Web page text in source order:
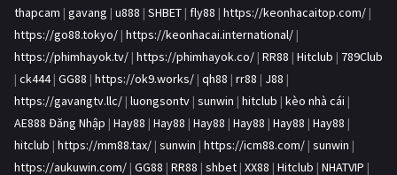
thapcam | gavang | u888 | SHBET | fly88 | https://keonhacaitop.com/ |
https://go88.tokyo/ | https://keonhacai.international/ |
https://phimhayok.tv/ | https://phimhayok.co/ | RR88 | Hitclub | 789Club
| ck444| GG88 | https://ok9.works/ | qh88 | rr88 | J88 |
https://gavangtv.llc/ | luongsontv | sunwin | hitclub | kèo nhà cái |
AE888 Đăng Nhập | Hay88 | Hay88 | Hay88 | Hay88 | Hay88 | Hay88 |
hitclub | https://mm88.tax/ | sunwin | https://icm88.com/ | sunwin |
https://aukuwin.com/ | GG88 | RR88 | shbet | XX88 | Hitclub | NHATVIP |